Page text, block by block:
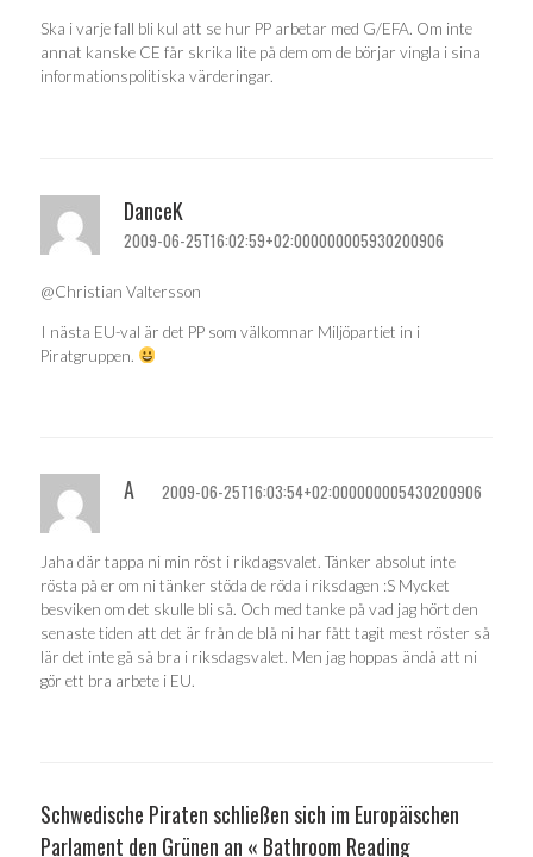
Ska i varje fall bli kul att se hur PP arbetar med G/EFA. Om inte
annat kanske CE får skrika lite på dem om de börjar vingla i sina
informationspolitiska värderingar.
DanceK
2009-06-25T16:02:59+02:000000005930200906
@Christian Valtersson
I nästa EU-val är det PP som välkomnar Miljöpartiet in i
Piratgruppen.
A 2009-06-25T16:03:54+02:000000005430200906
Jaha där tappa ni min röst i rikdagsvalet. Tänker absolut inte
rösta på er om ni tänker stöda de röda i riksdagen :S Mycket
besviken om det skulle bli så. Och med tanke på vad jag hört den
senaste tiden att det är från de blå ni har fått tagit mest röster så
lär det inte gå så bra i riksdagsvalet. Men jag hoppas ändå att ni
gör ett bra arbete i EU.
Schwedische Piraten schließen sich im Europäischen
Parlament den Grünen an « Bathroom Reading